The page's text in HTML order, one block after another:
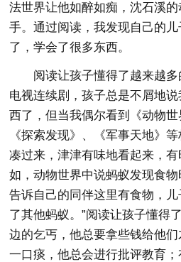
法世界让他如醉如痴，沈石溪
手。通过阅读，我发现自己的
了，学会了很多东西。
阅读让孩子懂得了越来越
电视连续剧，孩子总是不屑地
西了，但当我偶尔看到《动物世
《探索发现》、《军事天地》
凑过来，津津有味地看起来，
如，动物世界中说蚂蚁发现食物
告诉自己的同伴这里有食物，
了其他蚂蚁。”阅读让孩子懂得
边的乞丐，他总要拿些钱给他
一口痰，他总会进行批评教育；